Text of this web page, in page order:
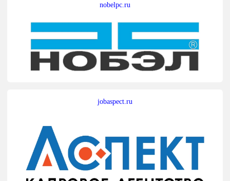
nobelpc.ru
jobaspect.ru